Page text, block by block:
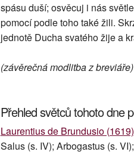
spásu duší; osvěcuj i nás
pomocí podle toho také žili.
jednotě Ducha svatého žije a
(závěrečná modlitba z breviáře)
Přehled světců tohoto dne
Laurentius de Brundusio (1619)
Salus (s. IV); Arbogastus (s.